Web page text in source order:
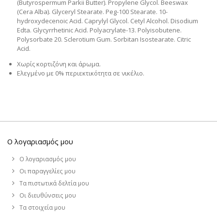
(Butyrospermum Parkii Butter). Propylene Glycol. Beeswax
(Cera Alba). Glyceryl Stearate. Peg-100 Stearate. 10-
hydroxydecenoic Acid. Caprylyl Glycol. Cetyl Alcohol. Disodium
Edta. Glycyrrhetinic Acid. Polyacrylate-13. Polyisobutene.
Polysorbate 20. Sclerotium Gum. Sorbitan Isostearate. Citric
Acid.
Χωρίς κορτιζόνη και άρωμα.
Ελεγμένο με 0% περιεκτικότητα σε νικέλιο.
Ο λογαριασμός μου
Ο λογαριασμός μου
Οι παραγγελίες μου
Τα πιστωτικά δελτία μου
Οι διευθύνσεις μου
Τα στοιχεία μου